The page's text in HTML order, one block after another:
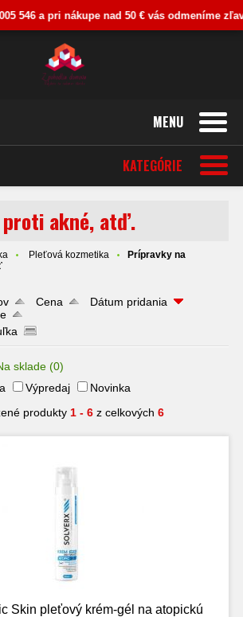
MENU
KATEGÓRIE
akné, atď.
Pleťová kozmetika
Prípravky na
Cena
Dátum pridania
sklade (0)
Výpredaj
Novinka
produkty 1 - 6 z celkových 6
Skin pleťový krém-gél na atopickú
546 a pri nákupe nad 50 € vás odmeníme